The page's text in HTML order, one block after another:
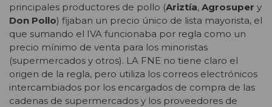
principales productores de pollo (Ariztía, Agrosuper y
Don Pollo) fijaban un precio único de lista mayorista, el
que sumando el IVA funcionaba por regla como un
precio mínimo de venta para los minoristas
(supermercados y otros). LA FNE no tiene claro el
origen de la regla, pero utiliza los correos electrónicos
intercambiados por los encargados de compra de las
cadenas de supermercados y los proveedores de